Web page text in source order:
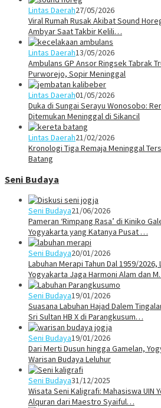
Lintas Daerah27/05/2026
Viral Rumah Rusak Akibat Sound
Ambyar Saat Takbir Kelili…
Lintas Daerah13/05/2026
Ambulans GP Ansor Ringsek Tabrak
Purworejo, Sopir Meninggal
Lintas Daerah01/05/2026
Duka di Sungai Serayu Wonosobo:
Ditemukan Meninggal di Sikancil
Lintas Daerah21/02/2026
Kronologi Tiga Remaja Meninggal
Batang
Seni Budaya
Seni Budaya21/06/2026
Pameran ‘Rimpang Rasa’ di Kiniko
Yogyakarta yang Katanya Pusat …
Seni Budaya20/01/2026
Labuhan Merapi Tahun Dal 1959/
Yogyakarta Jaga Harmoni Alam dan
Seni Budaya19/01/2026
Suasana Labuhan Hajad Dalem
Sri Sultan HB X di Parangkusum…
Seni Budaya19/01/2026
Dari Merti Dusun hingga Gamelan,
Warisan Budaya Leluhur
Seni Budaya31/12/2025
Wisata Seni Kaligrafi: Mahasiswa UIN
Alquran dari Maestro Syaiful…